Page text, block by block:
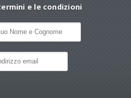
e le condizioni